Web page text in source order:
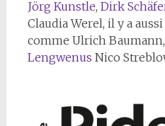
Jörg Kunstle, Dirk
Claudia Werel, il y a
comme Ulrich Baumann,
Lengwenus Nico